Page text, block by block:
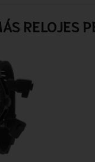
RELOJES